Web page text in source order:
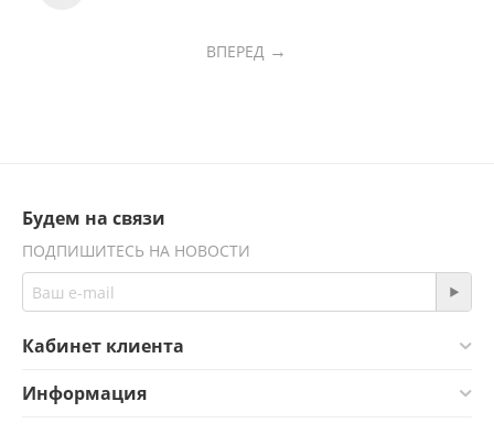
ВПЕРЕД
Будем на связи
ПОДПИШИТЕСЬ НА НОВОСТИ
Кабинет клиента
Информация